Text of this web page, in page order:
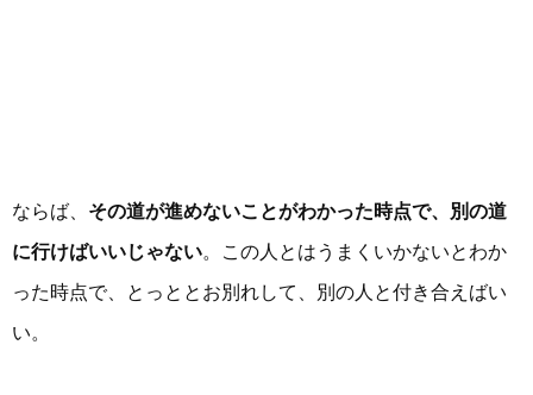
ならば、 その道が進めないことがわかった時点で、別の道
に行けばいいじゃない。この人とはうまくいかないとわか
った時点で、とっととお別れして、別の人と付き合えばい
い。